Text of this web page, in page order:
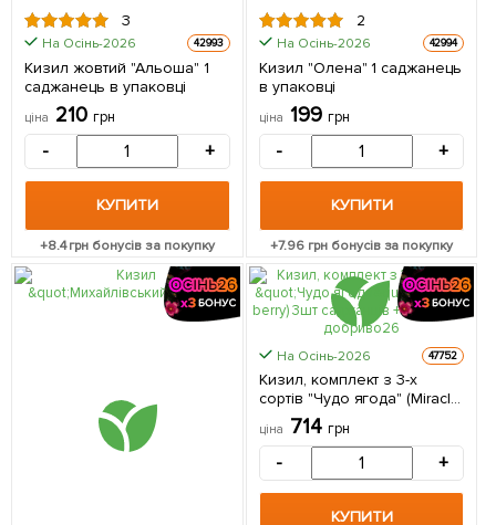
3
На Осінь-2026 42993
Кизил жовтий "Альоша" 1
саджанець в упаковці
ціна 210 грн
- +
КУПИТИ
+8.4грн бонусів за покупку
2
На Осінь-2026 42994
Кизил "Олена" 1 саджанець
в упаковці
ціна 199 грн
- +
КУПИТИ
+7.96грн бонусів за покупку
На Осінь-2026 47752
Кизил, комплект з 3-х
сортів "Чудо ягода" (Miracle
berry) 3шт саджанців +
найкраще добриво
ціна 714 грн
- +
КУПИТИ